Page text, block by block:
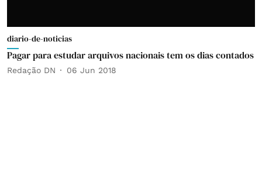
diario-de-noticias
Pagar para estudar arquivos nacionais tem os dias contados
Redação DN 06 Jun 2018